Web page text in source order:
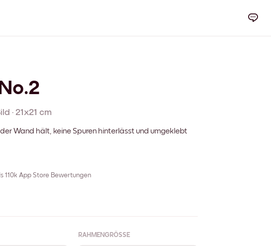
· 21x21 cm
Wand hält, keine Spuren hinterlässt und umgeklebt
110k App Store Bewertungen
RAHMENGRÖSSE